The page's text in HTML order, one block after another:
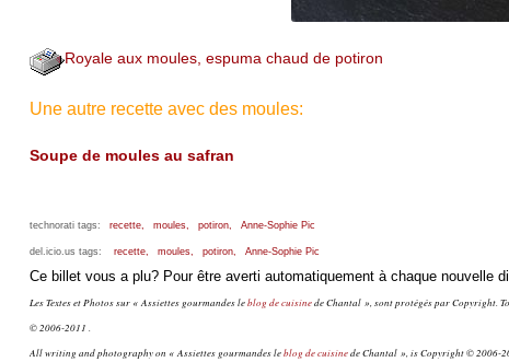
Royale aux moules, espuma chaud de potiron
Une autre recette avec des moules:
Soupe de moules au safran
technorati tags: recette, moules, potiron, Anne-Sophie Pic
del.icio.us tags: recette, moules, potiron, Anne-Sophie Pic
Ce billet vous a plu? Pour être averti automatiquement à chaque nouvelle
Les Textes et Photos sur « Assiettes gourmandes leblog de cuisinede Chantal », sont protégés par Copyright.
© 2006-2011 .
All writing and photography on « Assiettes gourmandes leblog de cuisinede Chantal », is Copyright © 2006-